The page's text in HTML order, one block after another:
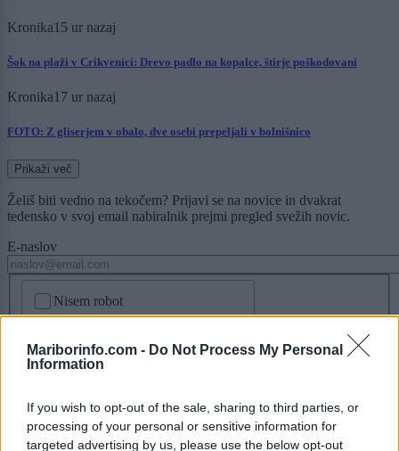
Mariborinfo.com - Do Not Process My Personal
Information
If you wish to opt-out of the sale, sharing to third parties, or
processing of your personal or sensitive information for
targeted advertising by us, please use the below opt-out
Kronika15 ur nazaj
Šok na plaži v Crikvenici: Drevo padlo na kopalce, štirje poškodovani
Kronika17 ur nazaj
FOTO: Z gliserjem v obalo, dve osebi prepeljali v bolnišnico
Prikaži več
Želiš biti vedno na tekočem? Prijavi se na novice in dvakrat
tedensko v svoj email nabiralnik prejmi pregled svežih novic.
E-naslov
Nisem robot
Naročite se
Pošlji